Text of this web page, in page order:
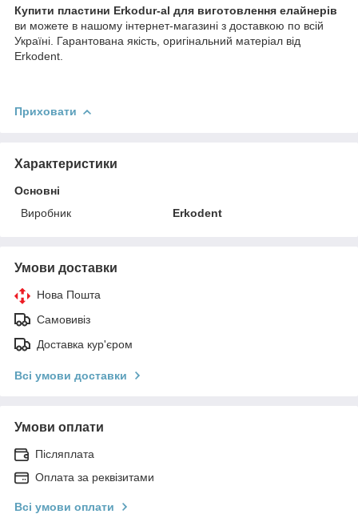
Купити пластини Erkodur-al для виготовлення елайнерів
ви можете в нашому інтернет-магазині з доставкою по всій
Україні. Гарантована якість, оригінальний матеріал від
Erkodent.
Приховати
Характеристики
Основні
Виробник
Erkodent
Умови доставки
Нова Пошта
Самовивіз
Доставка кур'єром
Всі умови доставки
Умови оплати
Післяплата
Оплата за реквізитами
Всі умови оплати